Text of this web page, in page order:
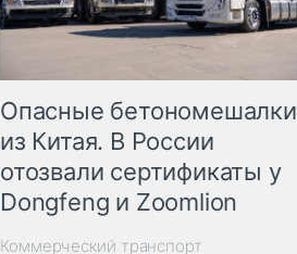
Опасные бетономешалки
из Китая. В России
отозвали сертификаты у
Dongfeng и Zoomlion
Коммерческий транспорт